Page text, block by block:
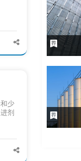
少
剂